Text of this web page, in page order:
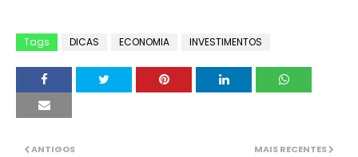
Tags DICAS ECONOMIA INVESTIMENTOS
MAIS RECENTES
ANTIGOS